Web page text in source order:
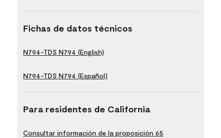
Fichas de datos técnicos
N794-TDS N794 (English)
N794-TDS N794 (Español)
Para residentes de California
Consultar información de la proposición 65